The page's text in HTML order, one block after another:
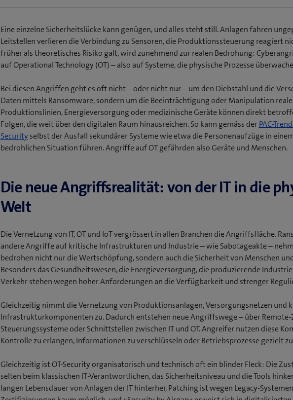
Eine einzelne Sicherheitslücke kann genügen, und alles steht still. Anlagen fahren
Leitstellen verlieren die Verbindung zu Sensoren, die Produktionssteuerung reagiert
früher als theoretisches Risiko galt, wird zunehmend zur realen Bedrohung:
auf Operational Technology (OT) – also auf Systeme, die physische Prozesse
Bei diesen Angriffen geht es oft nicht – oder nicht nur – um den Diebstahl und die
Daten mittels Ransomware, sondern um die Beeinträchtigung oder Manipulation
Produktionslinien, Energieversorgung oder medizinische Geräte können direkt
Folgen, die weit über den digitalen Raum hinausreichen. So kann gemäss derPAC-
Securityselbst der Ausfall sekundärer Systeme wie etwa die Personenaufzüge in
bedrohlichen Situation führen. Angriffe auf OT gefährden also Geräte und Menschen.
Die neue Angriffsrealität: von der IT in die
Welt
Die Vernetzung von IT, OT und IoT vergrössert in allen Branchen die Angriffsfläche.
andere Angriffe auf kritische Infrastrukturen und Industrie – wie Sabotageakte –
bedrohen nicht nur die Wertschöpfung, sondern auch die Sicherheit von Menschen
Besonders das Gesundheitswesen, die Energieversorgung, die produzierende
Verkehr stehen wegen hoher Anforderungen an die Verfügbarkeit und strenger
Gleichzeitig nimmt die Vernetzung von Produktionsanlagen, Versorgungsnetzen und
Infrastrukturkomponenten zu. Dadurch entstehen neue Angriffswege – über Remote-
Steuerungssysteme oder Schnittstellen zwischen IT und OT. Angreifer nutzen diese
Kontrolle zu erlangen, Informationen zu verschlüsseln oder Betriebsprozesse gezielt
Gleichzeitig ist OT-Security organisatorisch und technisch oft ein blinder Fleck: Die
selten beim klassischen IT-Verantwortlichen, das Sicherheitsniveau und die Tools
langen Lebensdauer von Anlagen der IT hinterher, Patching ist wegen Legacy-